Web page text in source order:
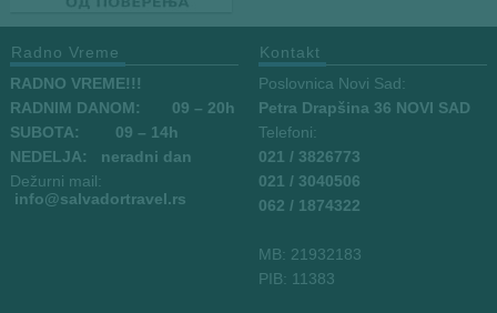
Radno Vreme
RADNO VREME!!!
RADNIM DANOM:
09 – 20h
SUBOTA: 09 – 14h
NEDELJA: neradni dan
Dežurni mail:
info@salvadortravel.rs
Kontakt
Poslovnica Novi Sad:
Petra Drapšina 36 NOVI SAD
Telefoni:
021 / 3826773
021 / 3040506
062 / 1874322
MB: 21932183
PIB: 11383